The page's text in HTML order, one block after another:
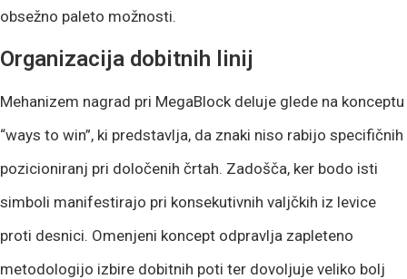
obsežno paleto možnosti.
Organizacija dobitnih linij
Mehanizem nagrad pri MegaBlock deluje glede na konceptu
“ways to win”, ki predstavlja, da znaki niso rabijo specifičnih
pozicioniranj pri določenih črtah. Zadošča, ker bodo isti
simboli manifestirajo pri konsekutivnih valjčkih iz levice
proti desnici. Omenjeni koncept odpravlja zapleteno
metodologijo izbire dobitnih poti ter dovoljuje veliko bolj